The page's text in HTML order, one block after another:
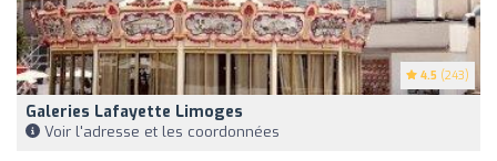
4.5 (243)
Galeries Lafayette Limoges
Voir l'adresse et les coordonnées